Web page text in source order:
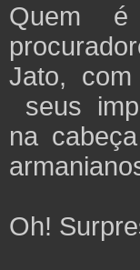
Quem
Jato,
seus
na
Oh!